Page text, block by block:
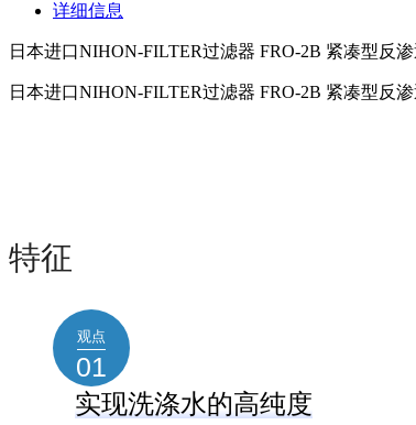
详细信息
日本进口NIHON-FILTER过滤器 FRO-2B 紧凑型反
日本进口NIHON-FILTER过滤器 FRO-2B 紧凑型反
特征
观点
01
实现洗涤水的高纯度